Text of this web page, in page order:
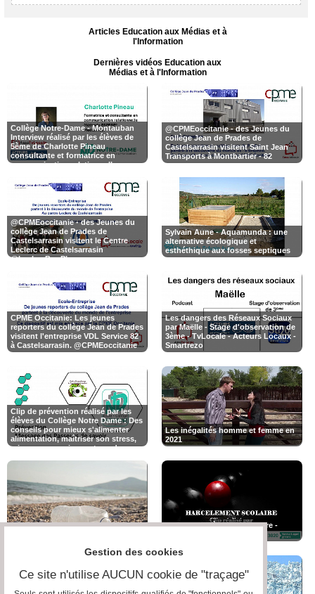
Articles Education aux Médias et à
l'Information
Dernières vidéos Education aux
Médias et à l'Information
Collège Notre-Dame - Montauban
Interview réalisé par les élèves de
5ème de Charlotte Pineau
consultante et formatrice en
communication relationnelle,
médiatrice
@CPMEoccitanie - des Jeunes du
collège Jean de Prades de
Castelsarrasin visitent Saint Jean
Transports à Montbartier - 82
@CPMEoccitanie - des Jeunes du
collège Jean de Prades de
Castelsarrasin visitent le Centre
Leclerc de Castelsarrasin
@LeclercBonPlan
Sylvain Aune - Aquamunda : une
alternative écologique et
esthéthique aux fosses septiques
CPME Occitanie: Les jeunes
reporters du collège Jean de Prades
visitent l'entreprise VDL Service 82
Les dangers des Réseaux Sociaux
par Maëlle - Stage d'observation de
3ème - TvLocale - Acteurs Locaux -
Smartrezo
Clip de prévention réalisé par les
élèves du Collège Notre Dame : Des
conseils pour mieux s'alimenter
alimentation, maîtriser son stress,
mieux communiquer et sur dangers
Les inégalités homme et femme en
2021
Stop au harcèlement scolaire -
Gestion des cookies
Ce site n'utilise AUCUN cookie de "traçage"